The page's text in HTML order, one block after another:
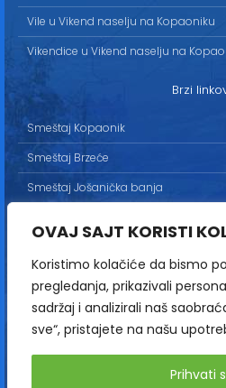
OVAJ SAJT KORISTI
Koristimo kolačiće da bismo
pregledanja, prikazivali
sadržaj i analizirali naš
sve“, pristajete na našu
Prihvati
Vile u Vikend naselju na Kopaoniku
Vikendice u Vikend naselju na
Brzi
Smeštaj Kopaonik
Smeštaj Brzeće
Smeštaj Jošanička banja
Kontakt
Sva prava zadržana / All